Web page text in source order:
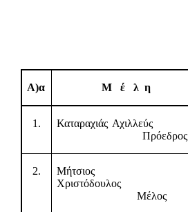
Α)α Μ έ λ η
1.
Καταραχιάς Αχιλλεύς
Πρόεδρος
2.
Μήτσιος
Χριστόδουλος
Μέλος